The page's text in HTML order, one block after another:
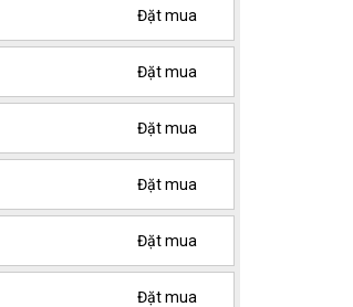
Đặt mua
Đặt mua
Đặt mua
Đặt mua
Đặt mua
Đặt mua